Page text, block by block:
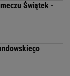
Świątek -